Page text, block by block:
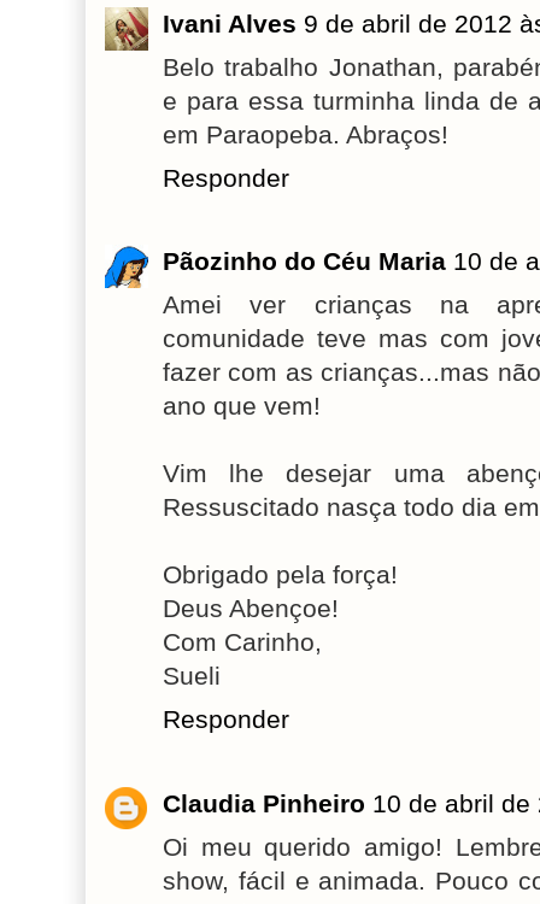
Ivani Alves 9 de abril de 2012
Belo trabalho Jonathan,
e para essa turminha linda de
em Paraopeba. Abraços!
Responder
Pãozinho do Céu Maria 10 de
Amei ver crianças na
comunidade teve mas com
fazer com as crianças...mas
ano que vem!
Vim lhe desejar uma
Ressuscitado nasça todo dia
Obrigado pela força!
Deus Abençoe!
Com Carinho,
Sueli
Responder
Claudia Pinheiro 10 de abril de
Oi meu querido amigo!
show, fácil e animada. Pouco